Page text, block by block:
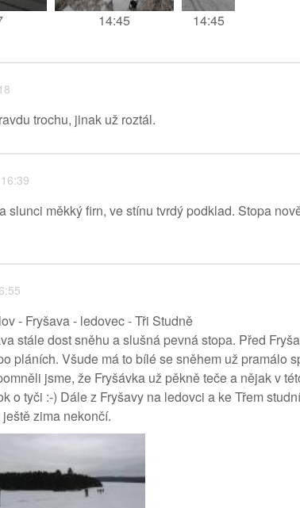
14:45 14:45
trochu, jinak už roztál.
slunci měkký firn, ve stínu tvrdý podklad. Stopa
- Fryšava - ledovec - Tři Studně
stále dost sněhu a slušná pevná stopa. Před
pláních. Všude má to bílé se sněhem už pramálo
jsme, že Fryšávka už pěkně teče a nějak v
o tyči :-) Dále z Fryšavy na ledovci a ke Třem
zima nekončí.